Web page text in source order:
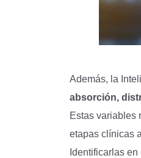
Además, la
absorción,
Estas variables
etapas clínicas
Identificarlas